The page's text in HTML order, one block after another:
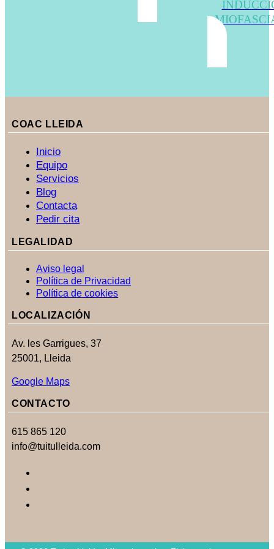
COAC LLEIDA
Inicio
Equipo
Servicios
Blog
Contacta
Pedir cita
LEGALIDAD
Aviso legal
Política de Privacidad
Política de cookies
LOCALIZACIÓN
Av. les Garrigues, 37
25001, Lleida
Google Maps
CONTACTO
615 865 120
info@tuitulleida.com